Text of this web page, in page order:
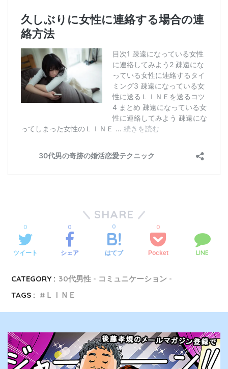
SHARE
ツイート
0
シェア
0
はてブ
0
Pocket
0
LINE
CATEGORY : 30代男性 - コミュニケーション -
TAGS :
ＬＩＮＥ